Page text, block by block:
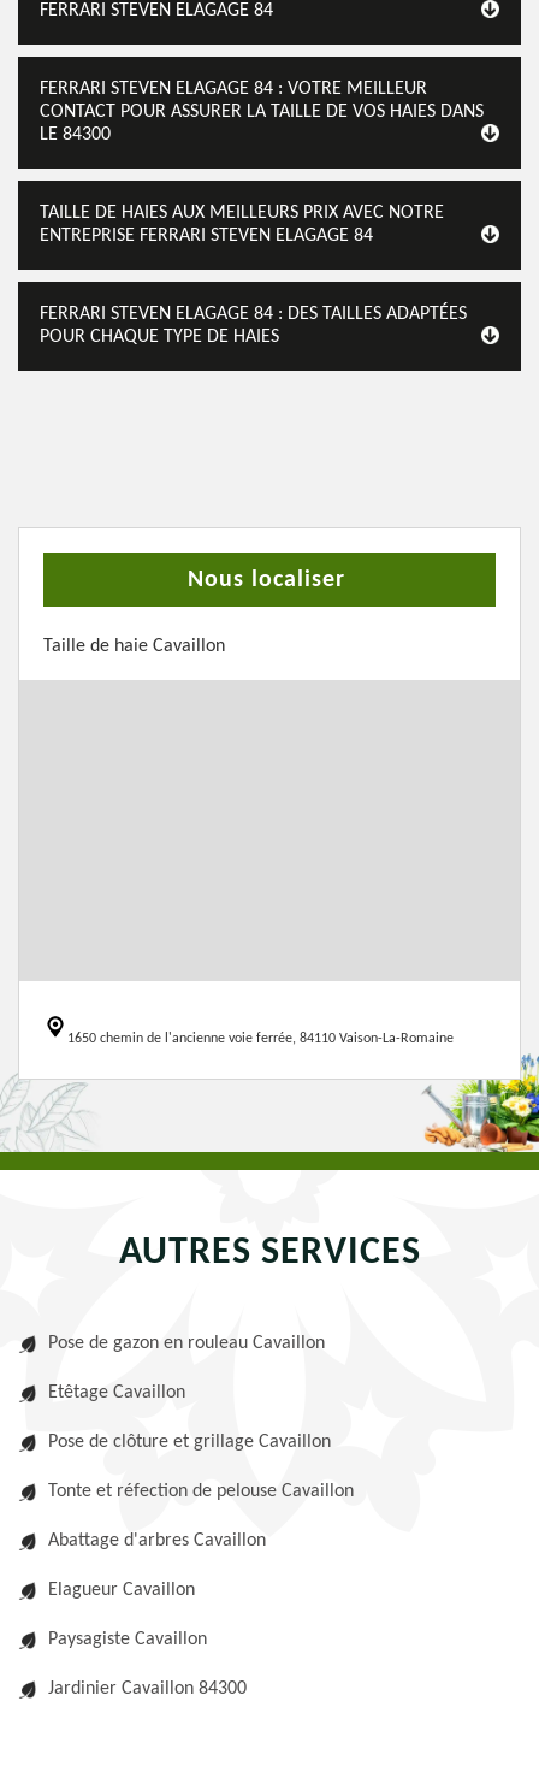
FERRARI STEVEN ELAGAGE 84
FERRARI STEVEN ELAGAGE 84 : VOTRE MEILLEUR
CONTACT POUR ASSURER LA TAILLE DE VOS HAIES DANS
LE 84300
TAILLE DE HAIES AUX MEILLEURS PRIX AVEC NOTRE
ENTREPRISE FERRARI STEVEN ELAGAGE 84
FERRARI STEVEN ELAGAGE 84 : DES TAILLES ADAPTÉES
POUR CHAQUE TYPE DE HAIES
Nous localiser
Taille de haie Cavaillon
1650 chemin de l'ancienne voie ferrée, 84110 Vaison-La-Romaine
AUTRES SERVICES
Pose de gazon en rouleau Cavaillon
Etêtage Cavaillon
Pose de clôture et grillage Cavaillon
Tonte et réfection de pelouse Cavaillon
Abattage d'arbres Cavaillon
Elagueur Cavaillon
Paysagiste Cavaillon
Jardinier Cavaillon 84300